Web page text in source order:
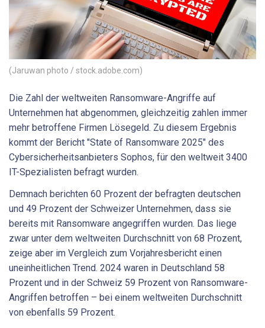
(Jaruwan photo / stock.adobe.com)
Die Zahl der weltweiten Ransomware-Angriffe auf
Unternehmen hat abgenommen, gleichzeitig zahlen immer
mehr betroffene Firmen Lösegeld. Zu diesem Ergebnis
kommt der Bericht "State of Ransomware 2025" des
Cybersicherheitsanbieters Sophos, für den weltweit 3400
IT-Spezialisten befragt wurden.
Demnach berichten 60 Prozent der befragten deutschen
und 49 Prozent der Schweizer Unternehmen, dass sie
bereits mit Ransomware angegriffen wurden. Das liege
zwar unter dem weltweiten Durchschnitt von 68 Prozent,
zeige aber im Vergleich zum Vorjahresbericht einen
uneinheitlichen Trend. 2024 waren in Deutschland 58
Prozent und in der Schweiz 59 Prozent von Ransomware-
Angriffen betroffen – bei einem weltweiten Durchschnitt
von ebenfalls 59 Prozent.